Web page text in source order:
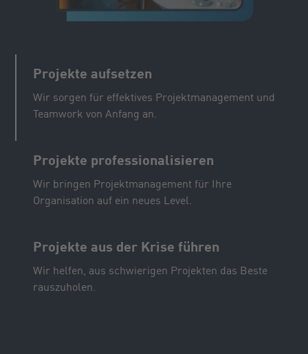
Projekte aufsetzen
Wir sorgen für effektives Projektmanagement und
Teamwork von Anfang an.
Projekte professionalisieren
Wir bringen Projektmanagement für Ihre
Organisation auf ein neues Level.
Projekte aus der Krise führen
Wir helfen, aus schwierigen Projekten das Beste
rauszuholen.